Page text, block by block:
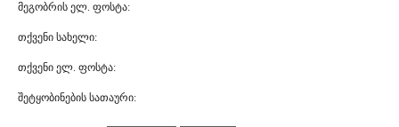
მეგობრის ელ. ფოსტა:
თქვენი სახელი:
თქვენი ელ. ფოსტა:
შეტყობინების სათაური: